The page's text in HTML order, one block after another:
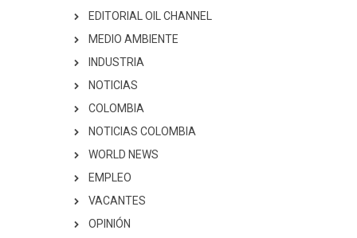
EDITORIAL OIL CHANNEL
MEDIO AMBIENTE
INDUSTRIA
NOTICIAS
COLOMBIA
NOTICIAS COLOMBIA
WORLD NEWS
EMPLEO
VACANTES
OPINIÓN